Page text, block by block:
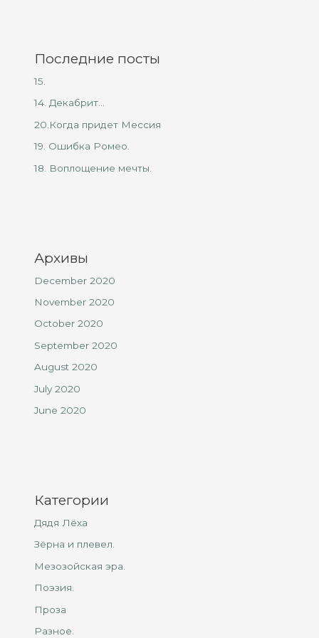
Последние посты
15.
14. Декабрит…
20.Когда придет Мессия
19. Ошибка Ромео.
18. Воплощение мечты.
Архивы
December 2020
November 2020
October 2020
September 2020
August 2020
July 2020
June 2020
Категории
Дядя Лёха
Зёрна и плевел.
Мезозойская эра.
Поэзия.
Проза
Разное.